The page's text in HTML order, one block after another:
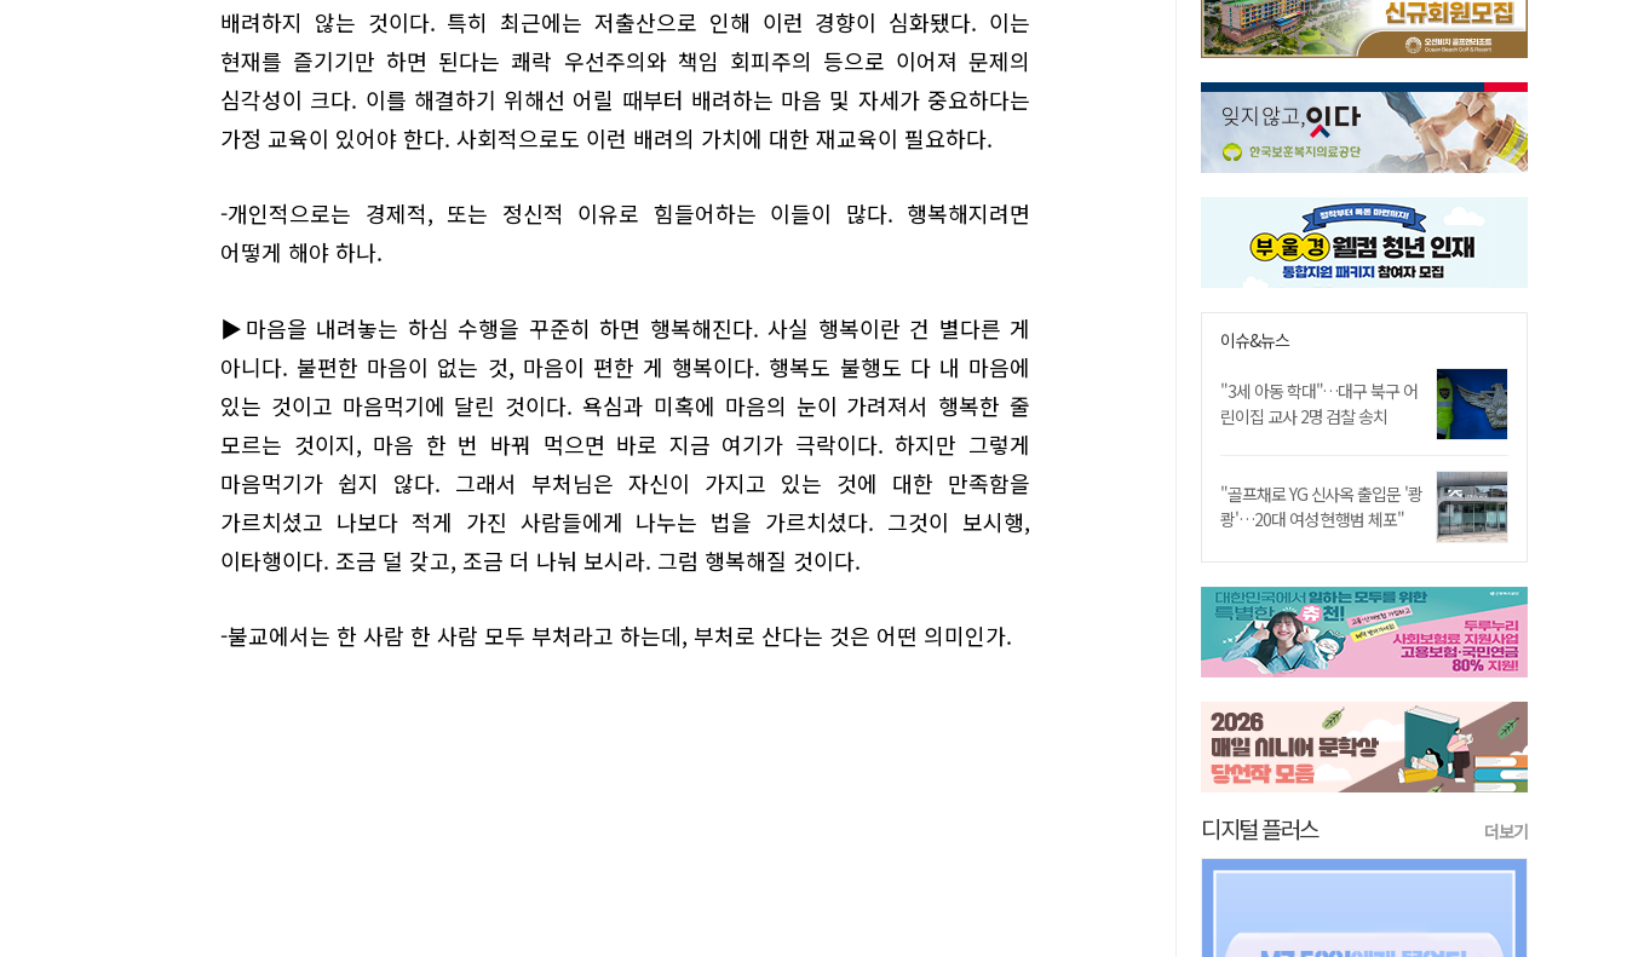
배려하지 않는 것이다. 특히 최근에는 저출산으로 인해 이런 경향이 심화됐다. 이는
현재를 즐기기만 하면 된다는 쾌락 우선주의와 책임 회피주의 등으로 이어져 문제의
심각성이 크다. 이를 해결하기 위해선 어릴 때부터 배려하는 마음 및 자세가 중요하다는
가정 교육이 있어야 한다. 사회적으로도 이런 배려의 가치에 대한 재교육이 필요하다.
-개인적으로는 경제적, 또는 정신적 이유로 힘들어하는 이들이 많다. 행복해지려면
어떻게 해야 하나.
▶마음을 내려놓는 하심 수행을 꾸준히 하면 행복해진다. 사실 행복이란 건 별다른 게
아니다. 불편한 마음이 없는 것, 마음이 편한 게 행복이다. 행복도 불행도 다 내 마음에
있는 것이고 마음먹기에 달린 것이다. 욕심과 미혹에 마음의 눈이 가려져서 행복한 줄
모르는 것이지, 마음 한 번 바꿔 먹으면 바로 지금 여기가 극락이다. 하지만 그렇게
마음먹기가 쉽지 않다. 그래서 부처님은 자신이 가지고 있는 것에 대한 만족함을
가르치셨고 나보다 적게 가진 사람들에게 나누는 법을 가르치셨다. 그것이 보시행,
이타행이다. 조금 덜 갖고, 조금 더 나눠 보시라. 그럼 행복해질 것이다.
-불교에서는 한 사람 한 사람 모두 부처라고 하는데, 부처로 산다는 것은 어떤 의미인가.
이슈&뉴스
"3세 아동 학대"…대구 북구 어
린이집 교사 2명 검찰 송치
"골프채로 YG 신사옥 출입문 '쾅
쾅'…20대 여성 현행범 체포"
디지털 플러스 더보기